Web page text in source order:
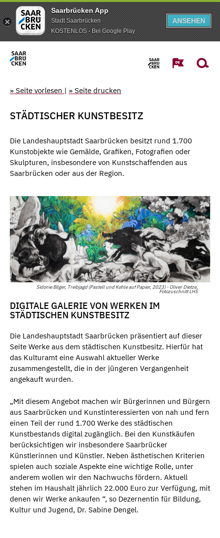
Saarbrücken App
Stadt Saarbrücken
KOSTENLOS - Bei Google Play
ANSEHEN
» Seite vorlesen | » Seite drucken
STÄDTISCHER KUNSTBESITZ
Die Landeshauptstadt Saarbrücken besitzt rund 1.700
Kunstobjekte wie Gemälde, Grafiken, Fotografien oder
Skulpturen, insbesondere von Kunstschaffenden aus
Saarbrücken oder aus der Region.
Sidonie Bilger, Treibjagd (Pastell und Kohle auf Papier, 2023) - Oliver Dietze,
Fotozuschnitt LHS
DIGITALE GALERIE VON WERKEN IM
STÄDTISCHEN KUNSTBESITZ
Die Landeshauptstadt Saarbrücken präsentiert auf dieser
Seite Werke aus dem städtischen Kunstbesitz. Hierfür hat
das Kulturamt eine Auswahl aktueller Werke
zusammengestellt, die in der jüngeren Vergangenheit
angekauft wurden.
„Mit diesem Angebot machen wir Bürgerinnen und Bürgern
aus Saarbrücken und Kunstinteressierten von nah und fern
einen Teil der rund 1.700 Werke des städtischen
Kunstbestands digital zugänglich. Bei den Kunstkäufen
berücksichtigen wir insbesondere Saarbrücker
Künstlerinnen und Künstler. Neben ästhetischen Kriterien
spielen auch soziale Aspekte eine wichtige Rolle, unter
anderem wollen wir den Nachwuchs fördern. Aktuell
stehen im Haushalt jährlich 22.000 Euro zur Verfügung, mit
denen wir Werke ankaufen “, so Dezernentin für Bildung,
Kultur und Jugend, Dr. Sabine Dengel.